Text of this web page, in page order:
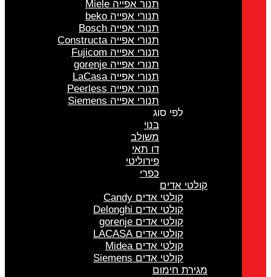
תנור אפייה Miele
תנורי אפייה beko
תנורי אפייה Bosch
תנורי אפייה Constructa
תנורי אפייה Fujicom
תנורי אפייה gorenje
תנורי אפייה LaCasa
תנורי אפייה Peerless
תנורי אפייה Siemens
קולטי אדים
קולטי אדים Candy
קולטי אדים Delonghi
קולטי אדים gorenje
קולטי אדים LACASA
קולטי אדים Midea
קולטי אדים Siemens
מגירת חימום